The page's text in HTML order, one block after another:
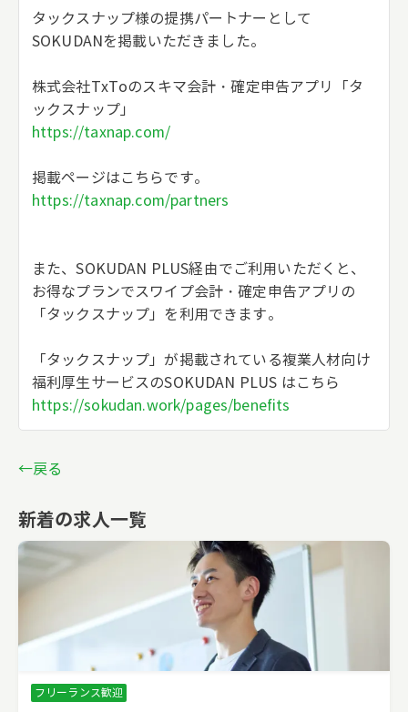
タックスナップ様の提携パートナーとして
SOKUDANを掲載いただきました。
株式会社TxToのスキマ会計・確定申告アプリ「タ
ックスナップ」
https://taxnap.com/
掲載ページはこちらです。
https://taxnap.com/partners
また、SOKUDAN PLUS経由でご利用いただくと、
お得なプランでスワイプ会計・確定申告アプリの
「タックスナップ」を利用できます。
「タックスナップ」が掲載されている複業人材向け
福利厚生サービスのSOKUDAN PLUS はこちら
https://sokudan.work/pages/benefits
←戻る
新着の求人一覧
フリーランス歓迎